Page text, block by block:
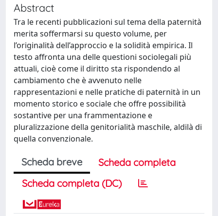
Abstract
Tra le recenti pubblicazioni sul tema della paternità
merita soffermarsi su questo volume, per
l’originalità dell’approccio e la solidità empirica. Il
testo affronta una delle questioni sociolegali più
attuali, cioè come il diritto sta rispondendo al
cambiamento che è avvenuto nelle
rappresentazioni e nelle pratiche di paternità in un
momento storico e sociale che offre possibilità
sostantive per una frammentazione e
pluralizzazione della genitorialità maschile, aldilà di
quella convenzionale.
Scheda breve
Scheda completa
Scheda completa (DC)